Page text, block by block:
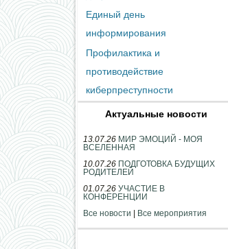
Единый день
информирования
Профилактика и
противодействие
киберпреступности
Актуальные новости
13.07.26 МИР ЭМОЦИЙ - МОЯ
ВСЕЛЕННАЯ
10.07.26 ПОДГОТОВКА БУДУЩИХ
РОДИТЕЛЕЙ
01.07.26 УЧАСТИЕ В
КОНФЕРЕНЦИИ
Все новости
Все мероприятия